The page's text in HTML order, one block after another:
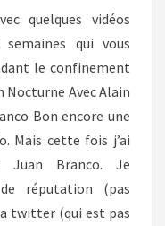
quelques vidéos
qui vous
le confinement
Nocturne Avec Alain
Bon encore une
Mais cette fois j’ai
Juan Branco. Je
réputation (pas
twitter (qui est pas